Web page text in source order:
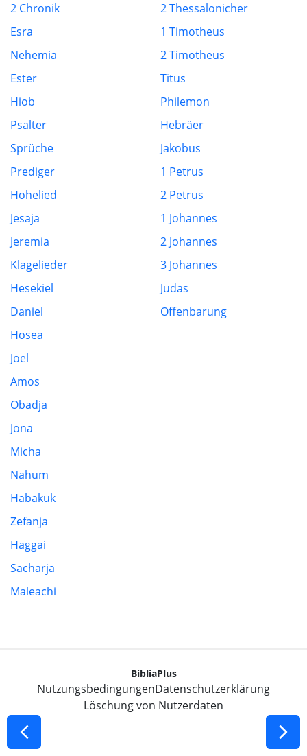
2 Chronik
Esra
Nehemia
Ester
Hiob
Psalter
Sprüche
Prediger
Hohelied
Jesaja
Jeremia
Klagelieder
Hesekiel
Daniel
Hosea
Joel
Amos
Obadja
Jona
Micha
Nahum
Habakuk
Zefanja
Haggai
Sacharja
Maleachi
2 Thessalonicher
1 Timotheus
2 Timotheus
Titus
Philemon
Hebräer
Jakobus
1 Petrus
2 Petrus
1 Johannes
2 Johannes
3 Johannes
Judas
Offenbarung
BibliaPlus
NutzungsbedingungenDatenschutzerklärung
Löschung von Nutzerdaten